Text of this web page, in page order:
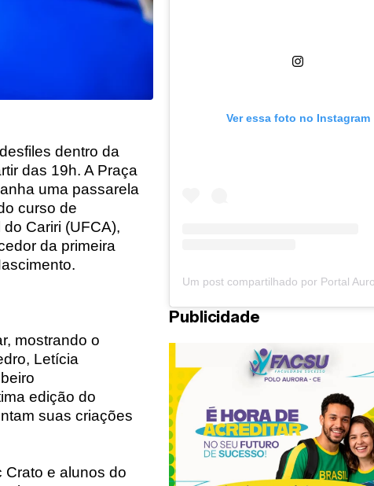
dentro da
das 19h. A Praça
uma passarela
curso de
Cariri (UFCA),
da primeira
mostrando o
Letícia
edição do
suas criações
Crato e alunos do
Ver essa foto no Instagram
Publicidade